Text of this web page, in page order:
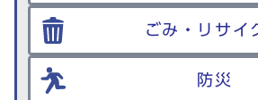
ごみ・リサイ
防災